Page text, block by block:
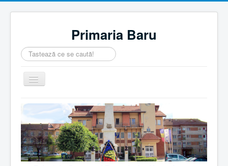
Primaria Baru
Căutare
...
Comută
navigarea
Home
Despre noi
Noutăţi
Contact